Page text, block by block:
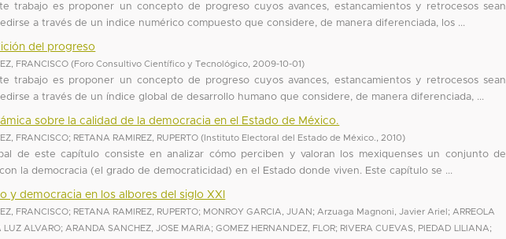
trabajo es proponer un concepto de progreso cuyos avances, estancamientos y retrocesos sean
a través de un indice numérico compuesto que considere, de manera diferenciada, los ...
del progreso
FRANCISCO (Foro Consultivo Científico y Tecnológico 2009-10-01)
trabajo es proponer un concepto de progreso cuyos avances, estancamientos y retrocesos sean
a través de un índice global de desarrollo humano que considere, de manera diferenciada, ...
sobre la calidad de la democracia en el Estado de México.
FRANCISCO; RETANA RAMIREZ, RUPERTO ( Instituto Electoral del Estado de México. 2010)
de este capítulo consiste en analizar cómo perciben y valoran los mexiquenses un conjunto de
la democracia (el grado de democraticidad) en el Estado donde viven. Este capítulo se ...
y democracia en los albores del siglo XXI
FRANCISCO; RETANA RAMIREZ, RUPERTO; MONROY GARCIA, JUAN ; Arzuaga Magnoni, Javier Ariel ; ARREOLA
LUZ ALVARO; ARANDA SANCHEZ, JOSE MARIA;GOMEZ HERNANDEZ, FLOR; RIVERA CUEVAS, PIEDAD LILIANA;